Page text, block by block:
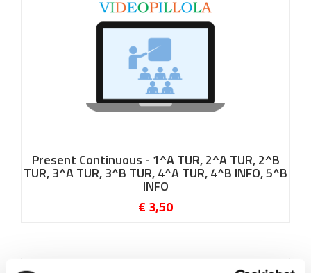
Present Continuous - 1^A TUR, 2^A TUR, 2^B
TUR, 3^A TUR, 3^B TUR, 4^A TUR, 4^B INFO, 5^B
INFO
€ 3,50